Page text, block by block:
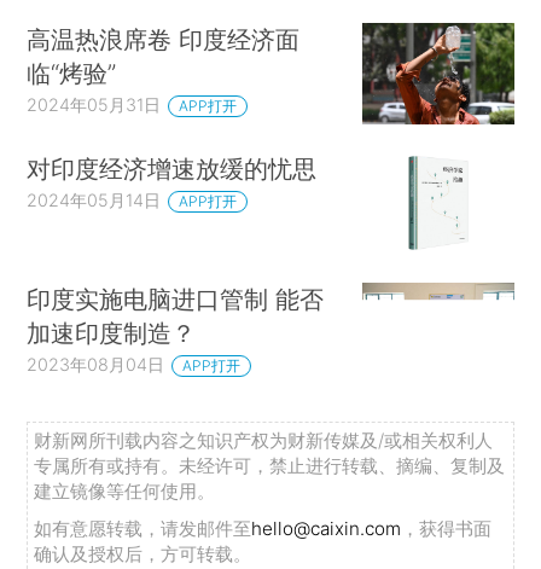
高温热浪席卷 印度经济面
临“烤验”
2024年05月31日 APP打开
对印度经济增速放缓的忧思
2024年05月14日 APP打开
印度实施电脑进口管制 能否
加速印度制造？
2023年08月04日 APP打开
财新网所刊载内容之知识产权为财新传媒及/或相关权利人
专属所有或持有。未经许可，禁止进行转载、摘编、复制及
建立镜像等任何使用。
如有意愿转载，请发邮件至hello@caixin.com ，获得书面
确认及授权后，方可转载。